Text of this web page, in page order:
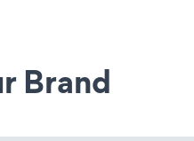
Brand